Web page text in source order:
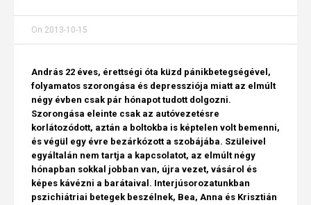
On 2013-10-15
András 22 éves, érettségi óta küzd pánikbetegségével,
folyamatos szorongása és depressziója miatt az elmúlt
négy évben csak pár hónapot tudott dolgozni.
Szorongása eleinte csak az autóvezetésre
korlátozódott, aztán a boltokba is képtelen volt bemenni,
és végül egy évre bezárkózott a szobájába. Szüleivel
egyáltalán nem tartja a kapcsolatot, az elmúlt négy
hónapban sokkal jobban van, újra vezet, vásárol és
képes kávézni a barátaival. Interjúsorozatunkban
pszichiátriai betegek beszélnek, Bea, Anna és Krisztián